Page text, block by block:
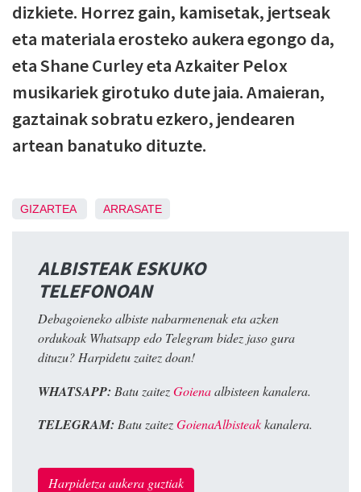
dizkiete. Horrez gain, kamisetak, jertseak
eta materiala erosteko aukera egongo da,
eta Shane Curley eta Azkaiter Pelox
musikariek girotuko dute jaia. Amaieran,
gaztainak sobratu ezkero, jendearen
artean banatuko dituzte.
GIZARTEA ARRASATE
ALBISTEAK ESKUKO
TELEFONOAN
Debagoieneko albiste nabarmenenak eta azken
ordukoak Whatsapp edo Telegram bidez jaso gura
dituzu? Harpidetu zaitez doan!
WHATSAPP: Batu zaitezGoienaalbisteen kanalera.
TELEGRAM: Batu zaitezGoienaAlbisteakkanalera.
Harpidetza aukera guztiak